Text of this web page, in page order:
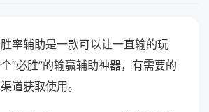
率辅助是一款可以让一直输的玩
“必胜”的输赢辅助神器，有需要的
道获取使用。